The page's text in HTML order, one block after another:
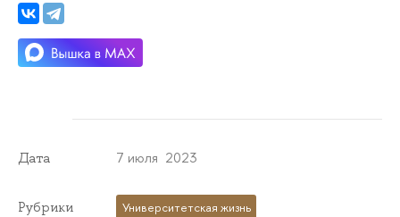
Дата 7 июля 2023
Рубрики Университетская жизнь